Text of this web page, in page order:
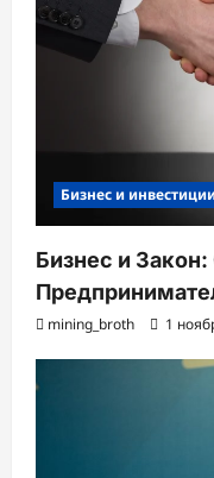
Бизнес и
Бизнес и
mining_broth 1